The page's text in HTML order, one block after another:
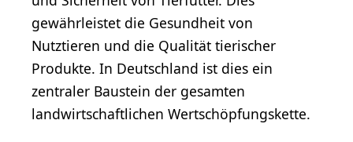
gewährleistet die Gesundheit von
Nutztieren und die Qualität tierischer
Produkte. In Deutschland ist dies ein
zentraler Baustein der gesamten
landwirtschaftlichen Wertschöpfungskette.